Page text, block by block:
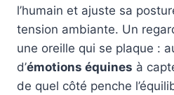
l’humain et ajuste sa
tension ambiante. Un
une oreille qui se plaque :
d’émotions équines à
de quel côté penche